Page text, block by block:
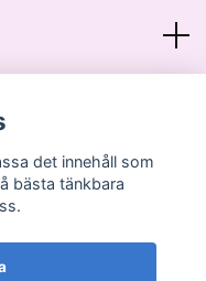
det innehåll som
bästa tänkbara